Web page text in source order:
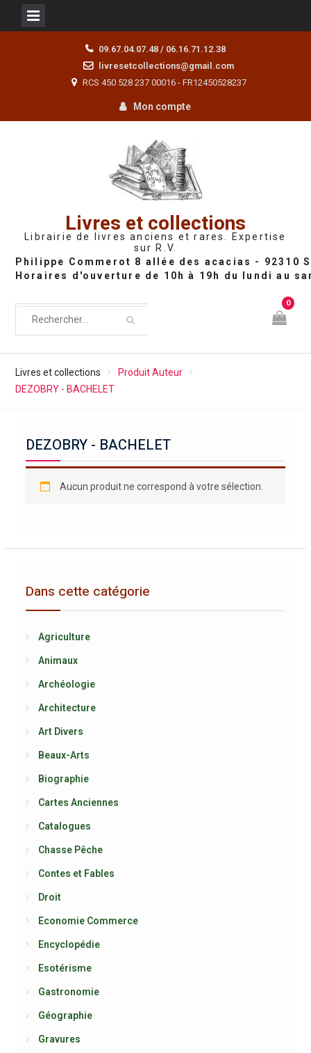
09.67.04.07.48 / 06.16.71.12.38
livresetcollections@gmail.com
RCS 450 528 237 00016 - FR12450528237
Mon compte
Livres et collections
Librairie de livres anciens et rares. Expertise
sur R.V.
0
Livres et collections
Produit Auteur
DEZOBRY - BACHELET
DEZOBRY - BACHELET
Aucun produit ne correspond à votre sélection.
Dans cette catégorie
Agriculture
Animaux
Archéologie
Architecture
Art Divers
Beaux-Arts
Biographie
Cartes Anciennes
Catalogues
Chasse Pêche
Contes et Fables
Droit
Economie Commerce
Encyclopédie
Esotérisme
Gastronomie
Géographie
Gravures